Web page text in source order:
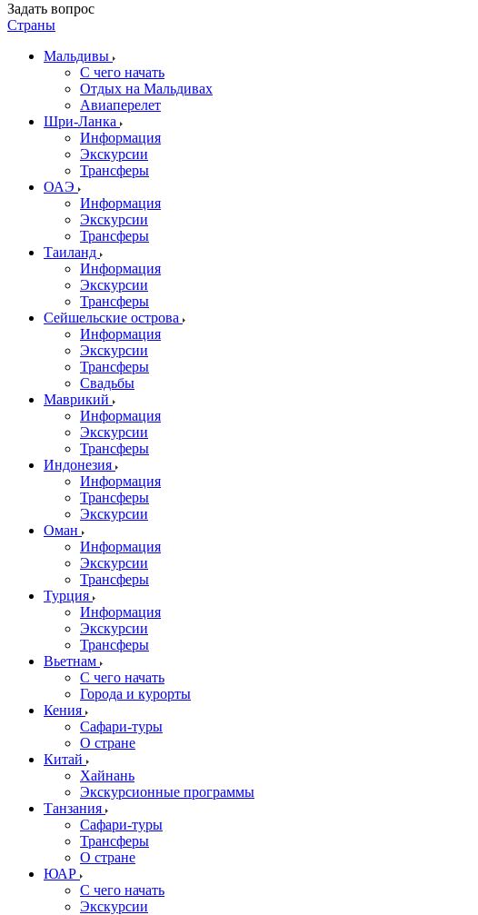
Задать вопрос
Страны
Мальдивы
С чего начать
Отдых на Мальдивах
Авиаперелет
Шри-Ланка
Информация
Экскурсии
Трансферы
ОАЭ
Информация
Экскурсии
Трансферы
Таиланд
Информация
Экскурсии
Трансферы
Сейшельские острова
Информация
Экскурсии
Трансферы
Свадьбы
Маврикий
Информация
Экскурсии
Трансферы
Индонезия
Информация
Трансферы
Экскурсии
Оман
Информация
Экскурсии
Трансферы
Турция
Информация
Экскурсии
Трансферы
Вьетнам
С чего начать
Города и курорты
Кения
Сафари-туры
О стране
Китай
Хайнань
Экскурсионные программы
Танзания
Сафари-туры
Трансферы
О стране
ЮАР
С чего начать
Экскурсии